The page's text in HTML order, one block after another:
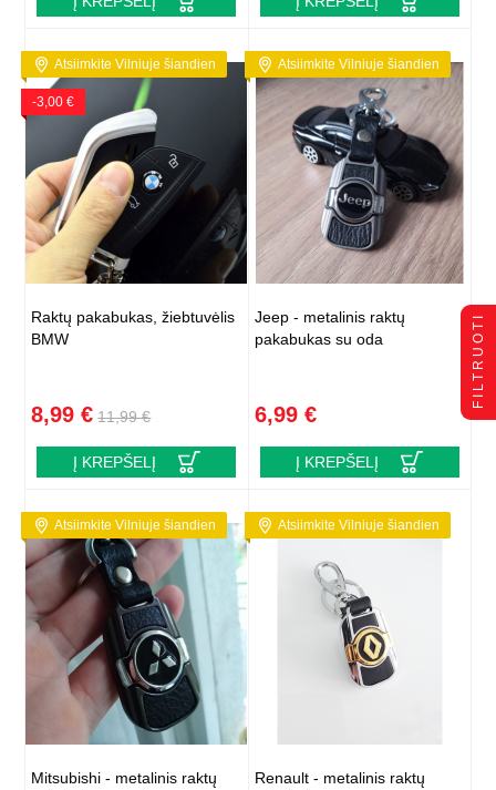
Atsiimkite Vilniuje šiandien
-3,00 €
Raktų pakabukas, žiebtuvėlis
BMW
8,99 € 11,99 €
Į KREPŠELĮ
Atsiimkite Vilniuje šiandien
Jeep - metalinis raktų
pakabukas su oda
6,99 €
Į KREPŠELĮ
Atsiimkite Vilniuje šiandien
Mitsubishi - metalinis raktų
Atsiimkite Vilniuje šiandien
Renault - metalinis raktų
FILTRUOTI